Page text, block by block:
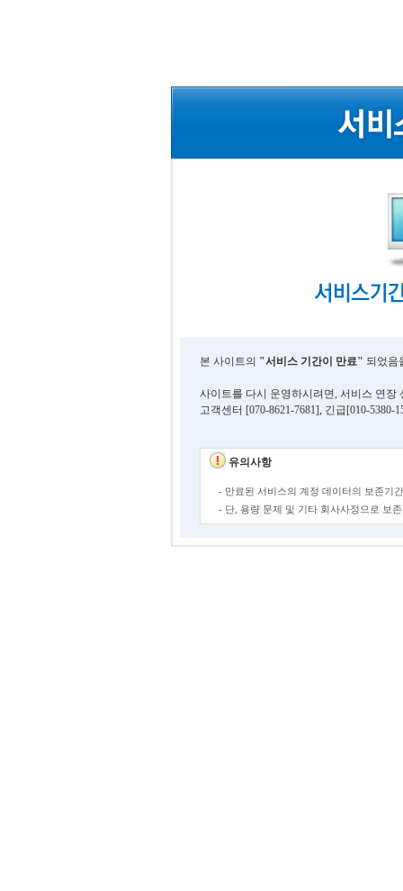
본 사이트의 "서비스 기간이 만료" 되었음
사이트를 다시 운영하시려면, 서비스 연장
고객센터 [070-8621-7681], 긴급[010-
유의사항
- 만료된 서비스의 계정 데이터의 보존기
- 단, 용량 문제 및 기타 회사사정으로 보